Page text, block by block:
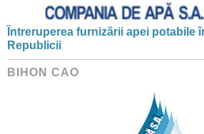
Întreruperea furnizării apei potabile
Republicii
BIHON CAO